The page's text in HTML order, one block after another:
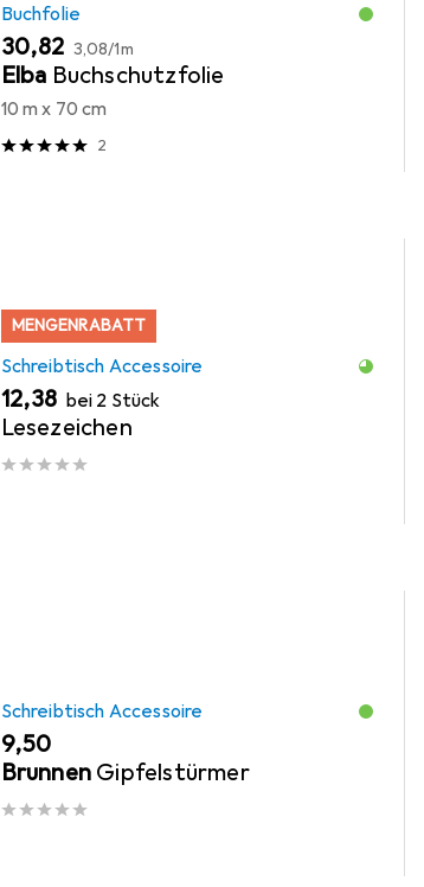
Buchfolie
EUR
30,82 EUR
3,08/1m
Elba Buchschutzfolie
10 m x 70 cm
2
MENGENRABATT
Schreibtisch Accessoire
EUR
12,38 bei 2 Stück
Lesezeichen
Schreibtisch Accessoire
EUR
9,50
Brunnen Gipfelstürmer